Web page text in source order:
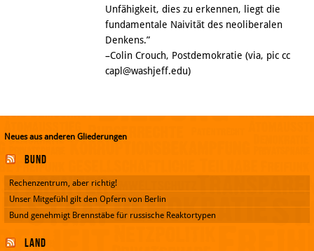
Unfähigkeit, dies zu erkennen, liegt die
fundamentale Naivität des neoliberalen
Denkens.”
–Colin Crouch, Postdemokratie (via, pic cc
capl@washjeff.edu)
Neues aus anderen Gliederungen
Bund
Rechenzentrum, aber richtig!
Unser Mitgefühl gilt den Opfern von Berlin
Bund genehmigt Brennstäbe für russische Reaktortypen
Land